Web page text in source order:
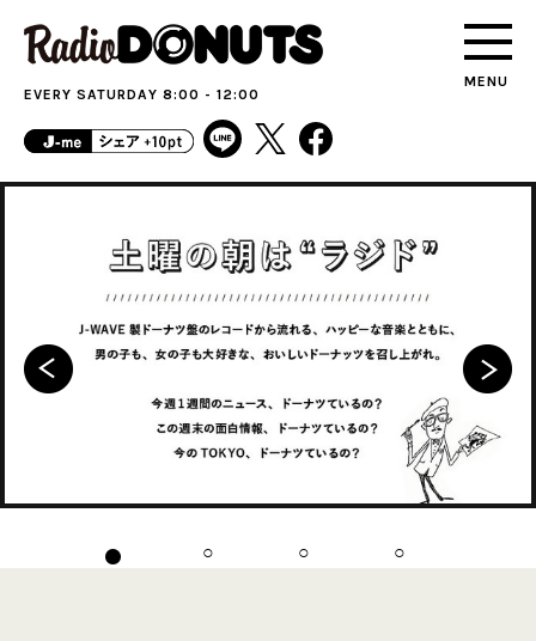
MENU
EVERY SATURDAY 8:00 - 12:00